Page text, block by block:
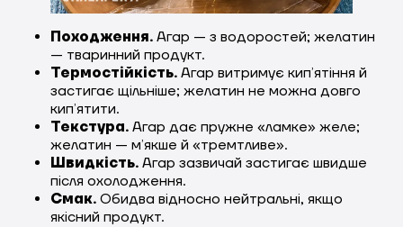
Походження. Агар — з водоростей; желатин
— тваринний продукт.
Термостійкість. Агар витримує кипʼятіння й
застигає щільніше; желатин не можна довго
кипʼятити.
Текстура. Агар дає пружне «ламке» желе;
желатин — мʼякше й «тремтливе».
Швидкість. Агар зазвичай застигає швидше
після охолодження.
Смак. Обидва відносно нейтральні, якщо
якісний продукт.